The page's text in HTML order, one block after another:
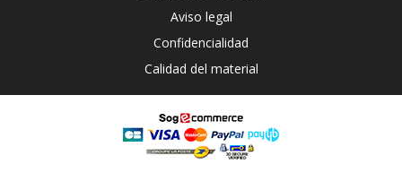
Aviso legal
Confidencialidad
Calidad del material